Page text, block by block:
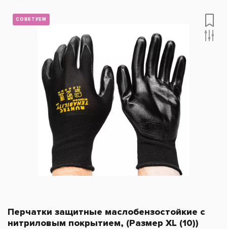
СОВЕТУЕМ
Перчатки защитные маслобензостойкие c
нитриловым покрытием, (Размер XL (10))